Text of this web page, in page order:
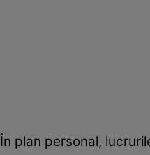
În plan personal,